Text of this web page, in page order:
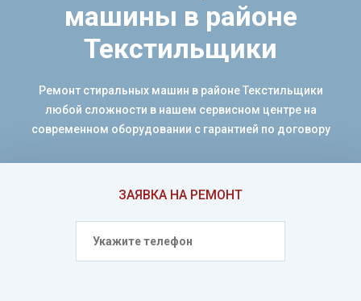
ЗАЯВКА НА РЕМОНТ
машины в районе
Текстильщики
Ремонт стиральных машин в районе Текстильщики
любой сложности в нашем сервисном центре на
современном оборудовании с гарантией по договору